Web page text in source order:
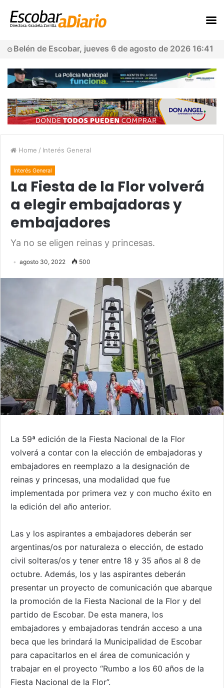
Belén de Escobar, jueves 6 de agosto de 2026 16:41
Home / Interés General
Interés General
La Fiesta de la Flor volverá
a elegir embajadoras y
embajadores
Ya no se eligen reinas y princesas.
agosto 30, 2022 500
La 59ª edición de la Fiesta Nacional de la Flor
volverá a contar con la elección de embajadoras y
embajadores en reemplazo a la designación de
reinas y princesas, una modalidad que fue
implementada por primera vez y con mucho éxito en
la edición del año anterior.
Las y los aspirantes a embajadores deberán ser
argentinas/os por naturaleza o elección, de estado
civil solteras/os y tener entre 18 y 35 años al 8 de
octubre. Además, los y las aspirantes deberán
presentar un proyecto de comunicación que abarque
la promoción de la Fiesta Nacional de la Flor y del
partido de Escobar. De esta manera, los
embajadores y embajadoras tendrán acceso a una
beca que les brindará la Municipalidad de Escobar
para capacitarlos en el área de comunicación y
trabajar en el proyecto “Rumbo a los 60 años de la
Fiesta Nacional de la Flor”.